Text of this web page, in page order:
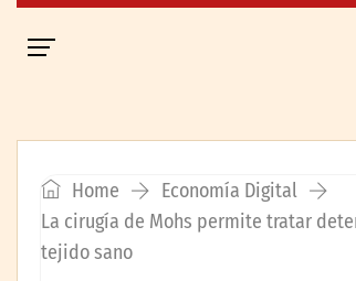
Home
Economía Digital
La cirugía de Mohs permite tratar
tejido sano